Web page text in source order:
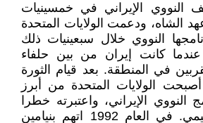
النووي الإيراني في خمسينيات
الشاه، ودعمت الولايات المتحدة
النووي خلال سبعينيات ذلك
كانت إيران من بين حلفاء
في المنطقة. بعد قيام الثورة
الإيرانية سنة 1979 أصبحت الولايات المتحدة من أبرز
النووي الإيراني، واعتبرته خطرا
على الاستقرار الإقليمي. في العام 1992 اتهم بنيامين